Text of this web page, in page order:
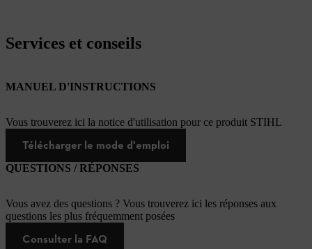
Services et conseils
MANUEL D'INSTRUCTIONS
Vous trouverez ici la notice d'utilisation pour ce produit STIHL
Télécharger le mode d'emploi
QUESTIONS / RÉPONSES
Vous avez des questions ? Vous trouverez ici les réponses aux
questions les plus fréquemment posées
Consulter la FAQ